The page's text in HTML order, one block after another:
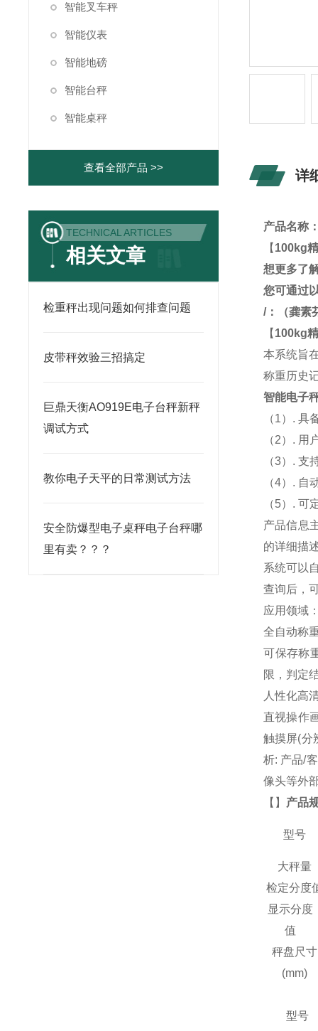
智能叉车秤
智能仪表
智能地磅
智能台秤
智能桌秤
查看全部产品 >>
TECHNICAL ARTICLES
相关文章
检重秤出现问题如何排查问题
皮带秤效验三招搞定
巨鼎天衡AO919E电子台秤新秤
调试方式
教你电子天平的日常测试方法
安全防爆型电子桌秤电子台秤哪
里有卖？？？
详
产品名称
【 100kg
想更多了
您可通过
/：
（龚
【 100kg
本系统旨
称重历史
智能电子
（1）. 具
（2）.
（3）.
（4）. 自
（5）. 可
产品信息
的详细描
系统可以
查询后，
应用领域
全自动称
可保存称
限，判定
人性化高
直视操作
触摸屏(分
析: 产品/
像头等外
【 】 产品
型号
大秤量
检定分度
显示分度
值
秤盘尺寸
(mm)
型号